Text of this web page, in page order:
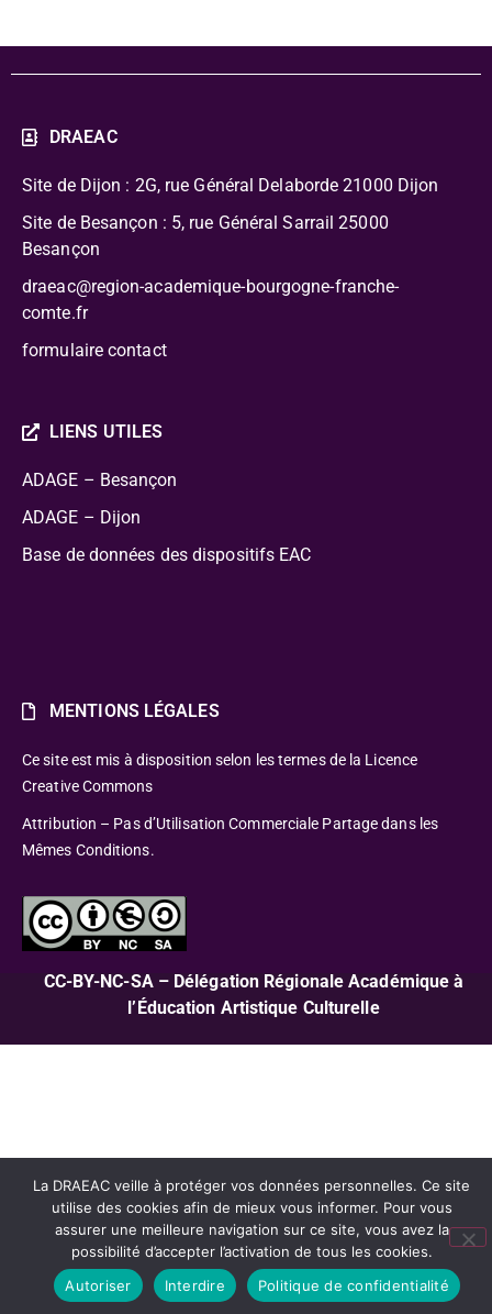
DRAEAC
Site de Dijon : 2G, rue Général Delaborde 21000 Dijon
Site de Besançon : 5, rue Général Sarrail 25000
Besançon
draeac@region-academique-bourgogne-franche-
comte.fr
formulaire contact
LIENS UTILES
ADAGE – Besançon
ADAGE – Dijon
Base de données des dispositifs EAC
MENTIONS LÉGALES
Ce site est mis à disposition selon les termes de la Licence
Creative Commons
Attribution – Pas d’Utilisation Commerciale Partage dans les
Mêmes Conditions.
CC-BY-NC-SA – Délégation Régionale Académique à
l’Éducation Artistique Culturelle
La DRAEAC veille à protéger vos données personnelles. Ce site
utilise des cookies afin de mieux vous informer. Pour vous
assurer une meilleure navigation sur ce site, vous avez la
possibilité d’accepter l’activation de tous les cookies.
Autoriser
Interdire Politique de confidentialité